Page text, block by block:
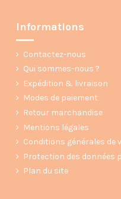
Informations
Contactez-nous
Qui sommes-nous ?
Expédition & livraison
Modes de paiement
Retour marchandise
Mentions légales
Conditions générales de
Protection des données
Plan du site